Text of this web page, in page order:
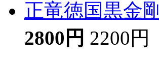
正竜徳国黒金剛
2800円 2200円